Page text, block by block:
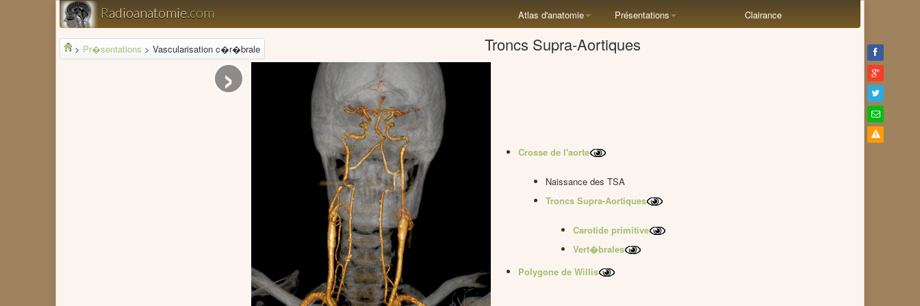
Radioanatomie.com Atlas d'anatomie Présentations Clairance
> Pr�sentations > Vascularisation c�r�brale
›
Troncs Supra-Aortiques
Crosse de l'aorte
Naissance des TSA
Troncs Supra-Aortiques
Carotide primitive
Vert�brales
Polygone de Willis